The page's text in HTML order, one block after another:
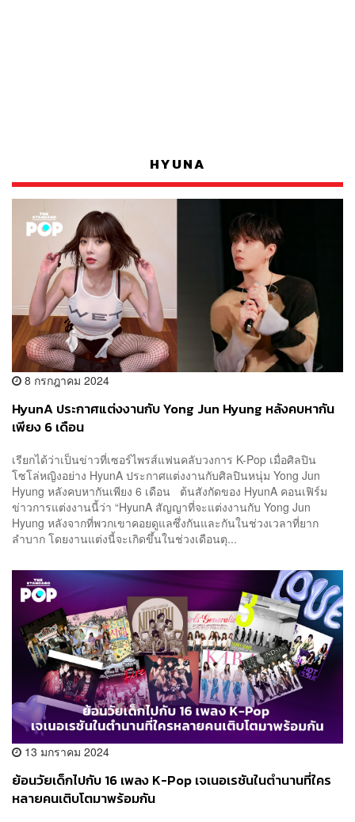
HYUNA
8 กรกฎาคม 2024
HyunA ประกาศแต่งงานกับ Yong Jun Hyung หลังคบหากัน
เพียง 6 เดือน
เรียกได้ว่าเป็นข่าวที่เซอร์ไพรส์แฟนคลับวงการ K-Pop เมื่อศิลปิน
โซโล่หญิงอย่าง HyunA ประกาศแต่งงานกับศิลปินหนุ่ม Yong Jun
Hyung หลังคบหากันเพียง 6 เดือน ต้นสังกัดของ HyunA คอนเฟิร์ม
ข่าวการแต่งงานนี้ว่า “HyunA สัญญาที่จะแต่งงานกับ Yong Jun
Hyung หลังจากที่พวกเขาคอยดูแลซึ่งกันและกันในช่วงเวลาที่ยาก
ลำบาก โดยงานแต่งนี้จะเกิดขึ้นในช่วงเดือนตุ...
13 มกราคม 2024
ย้อนวัยเด็กไปกับ 16 เพลง K-Pop เจเนอเรชันในตำนานที่ใคร
หลายคนเติบโตมาพร้อมกัน